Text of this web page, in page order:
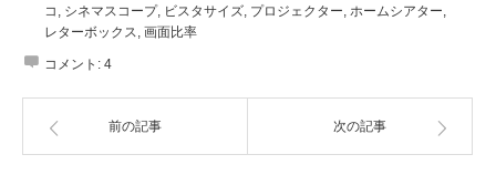
コ , シネマスコープ, ビスタサイズ, プロジェクター, ホームシアター,
レターボックス, 画面比率
コメント: 4
前の記事 次の記事